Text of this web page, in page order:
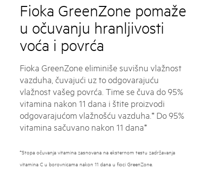
Fioka GreenZone pomaže
u očuvanju hranljivosti
voća i povrća
Fioka GreenZone eliminiše suvišnu vlažnost
vazduha, čuvajući uz to odgovarajuću
vlažnost vašeg povrća. Time se čuva do 95%
vitamina nakon 11 dana i štite proizvodi
odgovarajućom vlažnošću vazduha.* Do 95%
vitamina sačuvano nakon 11 dana*
*Stopa očuvanja vitamina zasnovana na eksternom testu zadržavanja
vitamina C u borovnicama nakon 11 dana u fioci GreenZone.